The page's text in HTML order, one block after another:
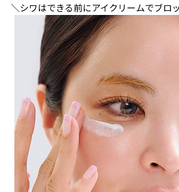
＼シワはできる前にアイクリームでブロ